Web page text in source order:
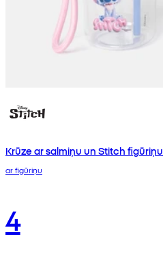
Krūze ar salmiņu un Stitch figūriņu
ar figūriņu
4